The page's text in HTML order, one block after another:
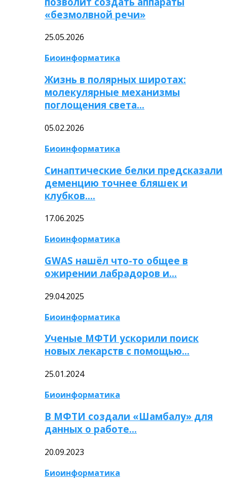
«безмолвной речи»
25.05.2026
Биоинформатика
Жизнь в полярных широтах:
молекулярные механизмы
поглощения света…
05.02.2026
Биоинформатика
Синаптические белки предсказали
деменцию точнее бляшек и
клубков….
17.06.2025
Биоинформатика
GWAS нашёл что-то общее в
ожирении лабрадоров и…
29.04.2025
Биоинформатика
Ученые МФТИ ускорили поиск
новых лекарств с помощью…
25.01.2024
Биоинформатика
В МФТИ создали «Шамбалу» для
данных о работе…
20.09.2023
Биоинформатика